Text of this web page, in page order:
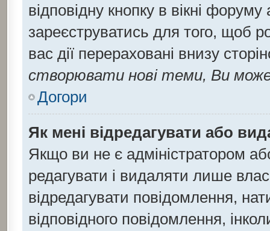
відповідну кнопку в вікні
зареєструватись для того, щоб
вас дії перераховані внизу
створювати нові теми, Ви
Догори
Як мені відредагувати або
Якщо ви не є адміністратором
редагувати і видаляти лише
відредагувати повідомлення,
відповідного повідомлення,